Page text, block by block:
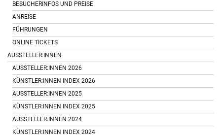
BESUCHERINFOS UND PREISE
ANREISE
FÜHRUNGEN
ONLINE TICKETS
AUSSTELLER:INNEN
AUSSTELLER:INNEN 2026
KÜNSTLER:INNEN INDEX 2026
AUSSTELLER:INNEN 2025
KÜNSTLER:INNEN INDEX 2025
AUSSTELLER:INNEN 2024
KÜNSTLER:INNEN INDEX 2024